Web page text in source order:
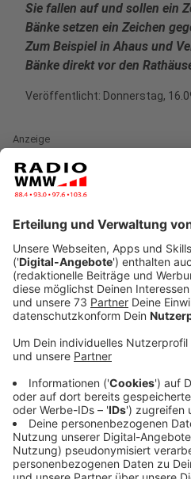
Sie fallen auf und sollen ein
Bänke setzen ein Zeichen
Zum Beispiel in Ahaus und
Bänke direkt vor den
Veröffentlicht: Donnerstag,
Anzeige
Hilfe bei häuslicher
Anzeige
Mit der „Rote-Bank-Aktion“
Gleichstellungsbeauftragte
Zeichen gegen Gewalt an
setzen. Die Aktion ist
anlässlich des 20-jährigen
Tisches gegen häusliche
„GewAlternativen“.
auch ein Symbol der
gewalttätigen Situationen
Bänken Schilder angebracht,
Rufnummern von bundes-